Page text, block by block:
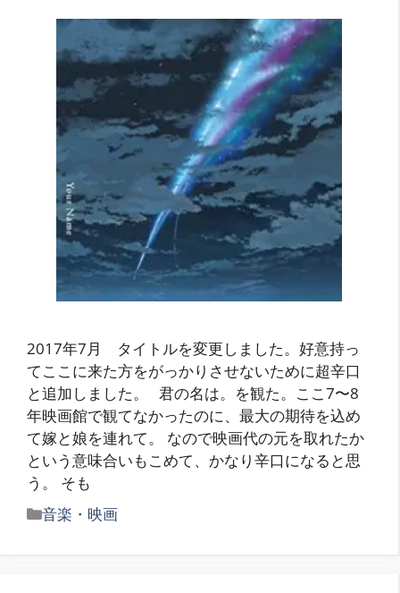
2017年7月 タイトルを変更しました。好意持っ
てここに来た方をがっかりさせないために超辛口
と追加しました。 君の名は。を観た。ここ7〜8
年映画館で観てなかったのに、最大の期待を込め
て嫁と娘を連れて。 なので映画代の元を取れたか
という意味合いもこめて、かなり辛口になると思
う。 そも
カ
音楽・映画